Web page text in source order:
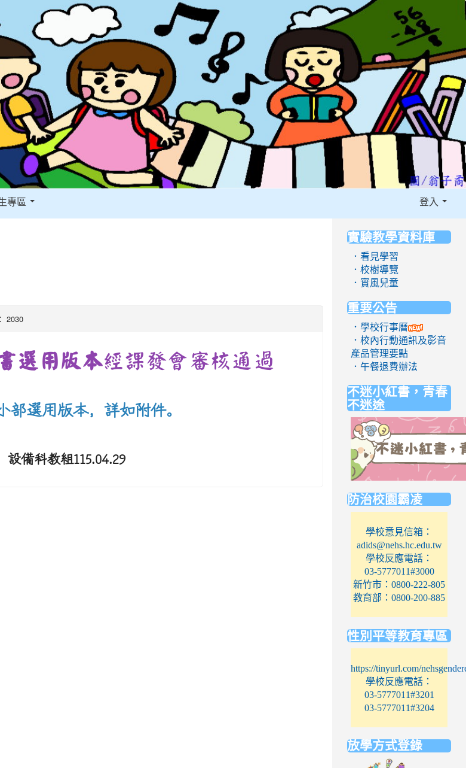
專區 登入
2030
選用版本經課發會審核通過
部選用版本，詳如附件。
設備科教組115.04.29
實驗教學資料庫
．看見學習
．校樹導覽
．實風兒童
重要公告
．學校行事曆
．校內行動通訊及影音
產品管理要點
．午餐退費辦法
不迷小紅書，青春
不迷途
to
https://eliteracy.edu.tw/
防治校園霸凌
學校意見信箱：
adids@nehs.hc.edu.tw
學校反應電話：
03-5777011#3000
新竹市：0800-222-805
教育部：0800-200-885
性別平等教育專區
https://tinyurl.com/
學校反應電話：
03-5777011#3201
03-5777011#3204
放學方式登錄